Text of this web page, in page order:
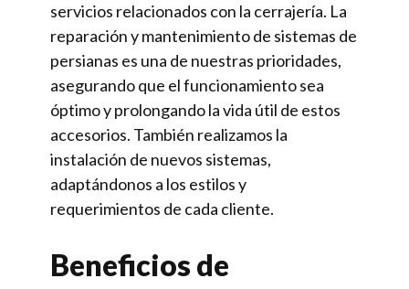
servicios relacionados con la cerrajería. La
reparación y mantenimiento de sistemas de
persianas es una de nuestras prioridades,
asegurando que el funcionamiento sea
óptimo y prolongando la vida útil de estos
accesorios. También realizamos la
instalación de nuevos sistemas,
adaptándonos a los estilos y
requerimientos de cada cliente.
Beneficios de